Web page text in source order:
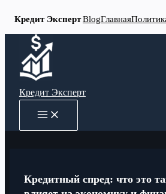
Кредит ЭкспертBlogГлавная
Перейти
содержимому
Кредит Эксперт
MAIN
MENU
Кредитный спред: что это